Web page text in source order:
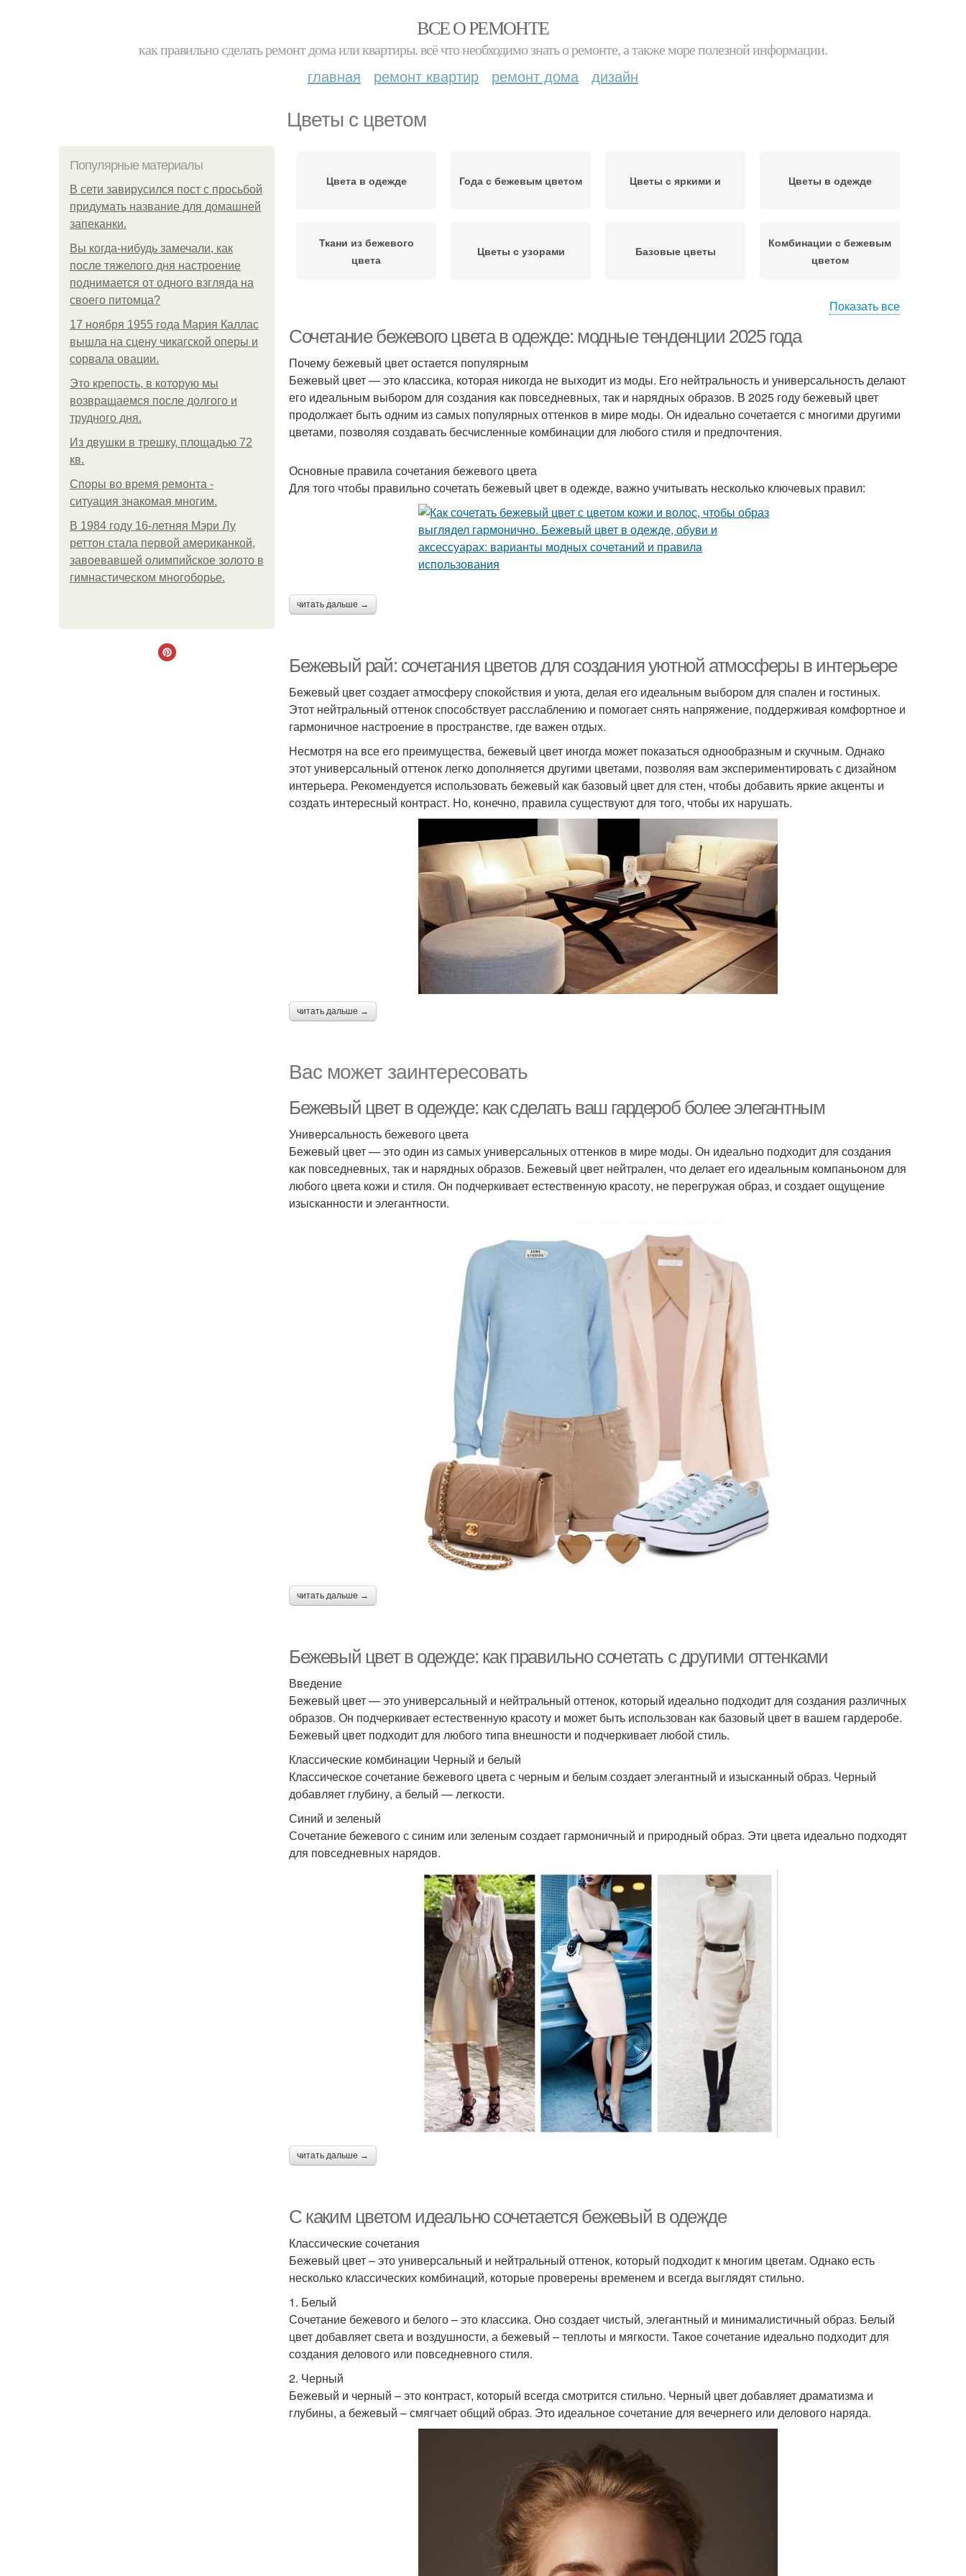
ВСЕ О РЕМОНТЕ
как правильно сделать ремонт дома или квартиры. всё что необходимо знать о ремонте, а также море полезной информации.
главная ремонт квартир ремонт дома дизайн
Цветы с цветом
Популярные материалы
В сети завирусился пост с просьбой
придумать название для домашней
запеканки.
Вы когда-нибудь замечали, как
после тяжелого дня настроение
поднимается от одного взгляда на
своего питомца?
17 ноября 1955 года Мария Каллас
вышла на сцену чикагской оперы и
сорвала овации.
Это крепость, в которую мы
возвращаемся после долгого и
трудного дня.
Из двушки в трешку, площадью 72
кв.
Споры во время ремонта -
ситуация знакомая многим.
В 1984 году 16-летняя Мэри Лу
реттон стала первой американкой,
завоевавшей олимпийское золото в
гимнастическом многоборье.
Цвета в одежде Года с бежевым цветом Цветы с яркими и Цветы в одежде
Ткани из бежевого
цвета
Цветы с узорами Базовые цветы
Комбинации с бежевым
цветом
Цветы в интерьере Цветы с мебелью Цветы в маленькой Цвета для интерьера
Показать все
Сочетание бежевого цвета в одежде: модные тенденции 2025 года
Почему бежевый цвет остается популярным
Бежевый цвет — это классика, которая никогда не выходит из моды. Его нейтральность и универсальность делают
его идеальным выбором для создания как повседневных, так и нарядных образов. В 2025 году бежевый цвет
продолжает быть одним из самых популярных оттенков в мире моды. Он идеально сочетается с многими другими
цветами, позволяя создавать бесчисленные комбинации для любого стиля и предпочтения.
Основные правила сочетания бежевого цвета
Для того чтобы правильно сочетать бежевый цвет в одежде, важно учитывать несколько ключевых правил:
читать дальше →
Бежевый рай: сочетания цветов для создания уютной атмосферы в интерьере
Бежевый цвет создает атмосферу спокойствия и уюта, делая его идеальным выбором для спален и гостиных.
Этот нейтральный оттенок способствует расслаблению и помогает снять напряжение, поддерживая комфортное и
гармоничное настроение в пространстве, где важен отдых.
Несмотря на все его преимущества, бежевый цвет иногда может показаться однообразным и скучным. Однако
этот универсальный оттенок легко дополняется другими цветами, позволяя вам экспериментировать с дизайном
интерьера. Рекомендуется использовать бежевый как базовый цвет для стен, чтобы добавить яркие акценты и
создать интересный контраст. Но, конечно, правила существуют для того, чтобы их нарушать.
читать дальше →
Вас может заинтересовать
Бежевый цвет в одежде: как сделать ваш гардероб более элегантным
Универсальность бежевого цвета
Бежевый цвет — это один из самых универсальных оттенков в мире моды. Он идеально подходит для создания
как повседневных, так и нарядных образов. Бежевый цвет нейтрален, что делает его идеальным компаньоном для
любого цвета кожи и стиля. Он подчеркивает естественную красоту, не перегружая образ, и создает ощущение
изысканности и элегантности.
читать дальше →
Бежевый цвет в одежде: как правильно сочетать с другими оттенками
Введение
Бежевый цвет — это универсальный и нейтральный оттенок, который идеально подходит для создания различных
образов. Он подчеркивает естественную красоту и может быть использован как базовый цвет в вашем гардеробе.
Бежевый цвет подходит для любого типа внешности и подчеркивает любой стиль.
Классические комбинации Черный и белый
Классическое сочетание бежевого цвета с черным и белым создает элегантный и изысканный образ. Черный
добавляет глубину, а белый — легкости.
Синий и зеленый
Сочетание бежевого с синим или зеленым создает гармоничный и природный образ. Эти цвета идеально подходят
для повседневных нарядов.
читать дальше →
С каким цветом идеально сочетается бежевый в одежде
Классические сочетания
Бежевый цвет – это универсальный и нейтральный оттенок, который подходит к многим цветам. Однако есть
несколько классических комбинаций, которые проверены временем и всегда выглядят стильно.
1. Белый
Сочетание бежевого и белого – это классика. Оно создает чистый, элегантный и минималистичный образ. Белый
цвет добавляет света и воздушности, а бежевый – теплоты и мягкости. Такое сочетание идеально подходит для
создания делового или повседневного стиля.
2. Черный
Бежевый и черный – это контраст, который всегда смотрится стильно. Черный цвет добавляет драматизма и
глубины, а бежевый – смягчает общий образ. Это идеальное сочетание для вечернего или делового наряда.